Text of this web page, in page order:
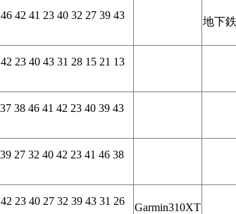
42 41 23 40 32 27 39 43
地下
23 40 43 31 28 15 21 13
38 46 41 42 23 40 39 43
27 32 40 42 23 41 46 38
23 40 27 32 39 43 31 26
Garmin310XT